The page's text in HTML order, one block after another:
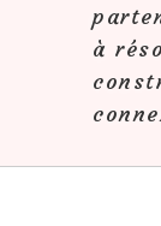
à